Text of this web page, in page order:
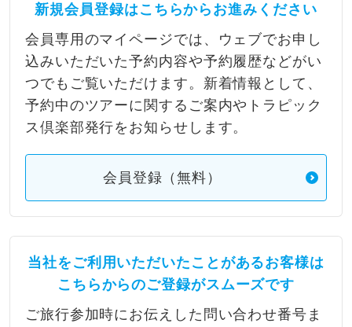
新規会員登録はこちらからお進みください
会員専用のマイページでは、ウェブでお申し
込みいただいた予約内容や予約履歴などがい
つでもご覧いただけます。新着情報として、
予約中のツアーに関するご案内やトラピック
ス倶楽部発行をお知らせします。
会員登録（無料）
当社をご利用いただいたことがあるお客様は
こちらからのご登録がスムーズです
ご旅行参加時にお伝えした問い合わせ番号ま